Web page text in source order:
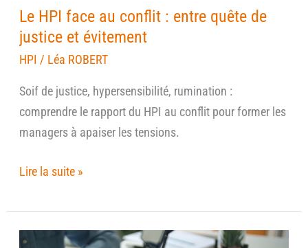
Le HPI face au conflit : entre quête de
justice et évitement
HPI / Léa ROBERT
Soif de justice, hypersensibilité, rumination :
comprendre le rapport du HPI au conflit pour former les
managers à apaiser les tensions.
de
justice
et
Lire la suite »
Équité